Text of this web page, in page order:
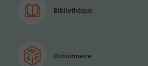
Bibliothèque
Dictionnaire